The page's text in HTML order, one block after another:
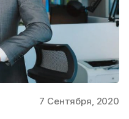
7 Сентября, 2020